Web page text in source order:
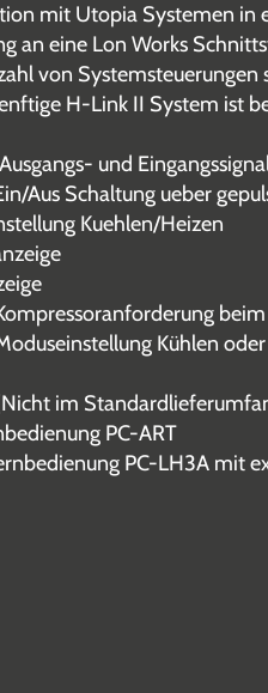
mit Utopia Systemen in
an eine Lon Works
von Systemsteuerungen
H-Link II System ist
und
Aus Schaltung ueber
Kuehlen/Heizen
Kühlen
im
PC-ART
PC-LH3A mit